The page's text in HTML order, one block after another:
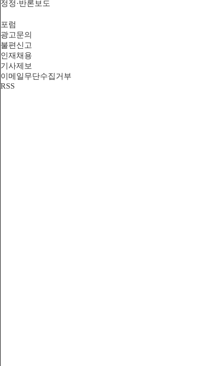
정정·반론보도
포럼
광고문의
불편신고
인재채용
기사제보
이메일무단수집거부
RSS